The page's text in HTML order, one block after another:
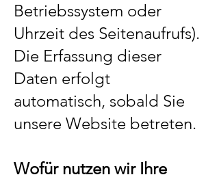
Betriebssystem oder
Uhrzeit des Seitenaufrufs).
Die Erfassung dieser
Daten erfolgt
automatisch, sobald Sie
unsere Website betreten.
Wofür nutzen wir Ihre